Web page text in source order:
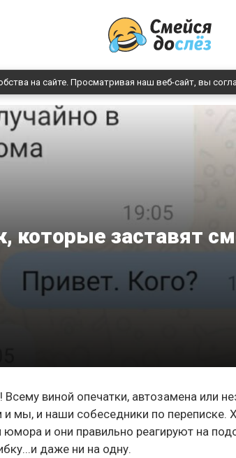
на сайте. Просматривая наш веб-сайт, вы
которые заставят
виной опечатки, автозамена или
и мы, и наши собеседники по переписке.
юмора и они правильно реагируют на
даже ни на одну.